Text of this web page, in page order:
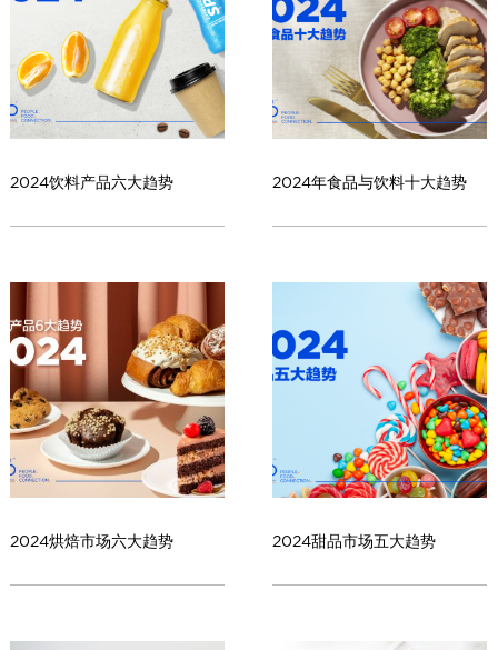
2024饮料产品六大趋势 2024年食品与饮料十大趋势
2024烘焙市场六大趋势 2024甜品市场五大趋势